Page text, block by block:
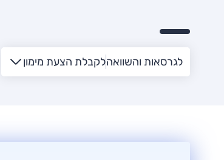
לגרסאות והשוואהלקבלת הצעת מימון